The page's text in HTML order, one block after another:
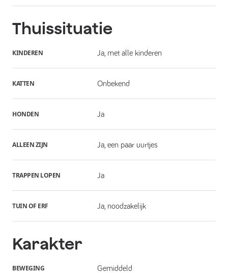
Thuissituatie
KINDEREN Ja, met alle kinderen
KATTEN Onbekend
HONDEN Ja
ALLEEN ZIJN Ja, een paar uurtjes
TRAPPEN LOPEN Ja
TUIN OF ERF Ja, noodzakelijk
Karakter
BEWEGING Gemiddeld